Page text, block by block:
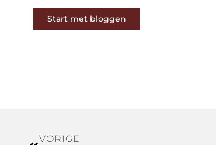
Start met bloggen
VORIGE